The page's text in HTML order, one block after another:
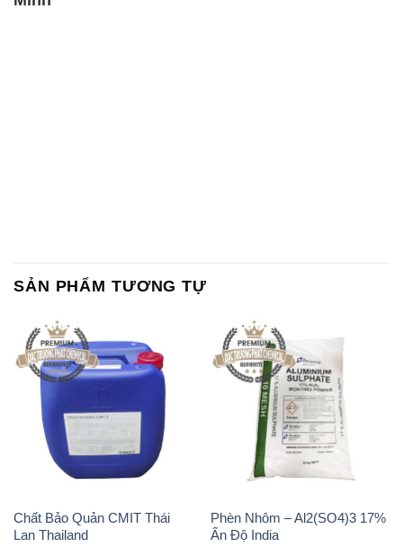
SẢN PHẨM TƯƠNG TỰ
Chất Bảo Quản CMIT Thái
Lan Thailand
Phèn Nhôm – Al2(SO4)3 17%
Ấn Độ India